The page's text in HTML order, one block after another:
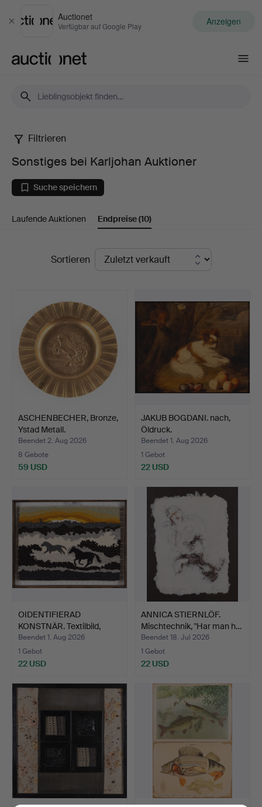
Schließen
Auctionet
Verfügbar auf Google Play Anzeigen
Sonstiges
bei
Karljohan
Auktioner
Filtrieren
Sonstiges bei Karljohan Auktioner
Suche speichern
Laufende Auktionen Endpreise(10)
EndpreiseSortieren
ASCHENBECHER, Bronze,
Ystad Metall.
Beendet 2. Aug 2026
8 Gebote
59 USD
JAKUB BOGDANI. nach,
Öldruck.
Beendet 1. Aug 2026
1 Gebot
22 USD
OIDENTIFIERAD
KONSTNÄR. Textilbild,
Motiv …
Beendet 1. Aug 2026
1 Gebot
22 USD
ANNICA STIERNLÖF.
Mischtechnik, "Har man h…
Beendet 18. Jul 2026
1 Gebot
22 USD